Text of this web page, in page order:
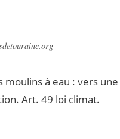
moulins à eau : vers
Art. 49 loi climat.